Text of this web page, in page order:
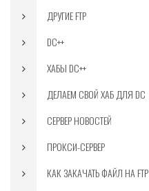
ДРУГИЕ FTP
DC++
ХАБЫ DC++
ДЕЛАЕМ СВОЙ ХАБ ДЛЯ DC
СЕРВЕР НОВОСТЕЙ
ПРОКСИ-СЕРВЕР
КАК ЗАКАЧАТЬ ФАЙЛ НА FTP